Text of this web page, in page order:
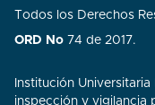
Todos los Derechos
ORD No 74 de 2017.
Institución
inspección y vigilancia